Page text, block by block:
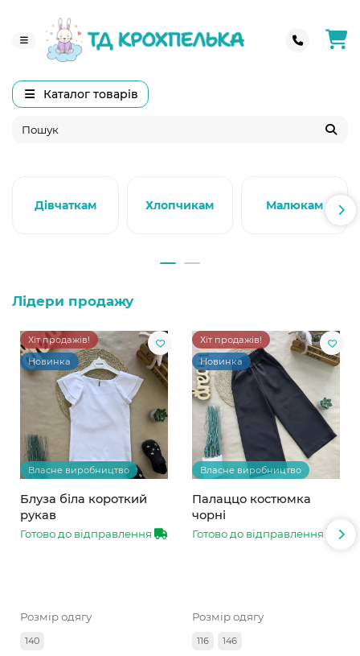
Каталог товарів
Дівчаткам Хлопчикам Малюкам
Лідери продажу
Хіт продажів!
Новинка
Власне виробництво
Блуза біла короткий
рукав
Готово до відправлення
Розмір одягу
140
Хіт продажів!
Новинка
Власне виробництво
Палаццо костюмка
чорні
Готово до відправлення
Розмір одягу
116 146